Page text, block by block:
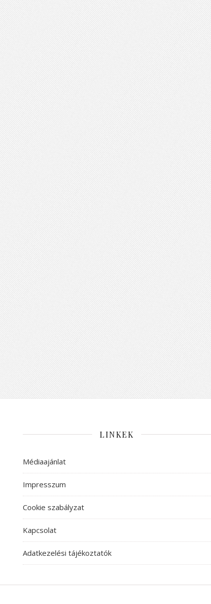
LINKEK
Médiaajánlat
Impresszum
Cookie szabályzat
Kapcsolat
Adatkezelési tájékoztatók